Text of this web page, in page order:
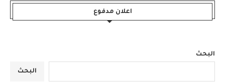
اعلان مدفوع
البحث
البحث